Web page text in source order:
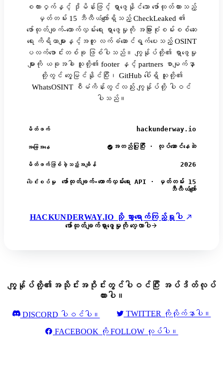
စကားဝှက်နှင့် ဒိုမိန်းဖြင့် ရှာဖွေနိုင်သော ဖော်ထုတ်ထားသည့်
မှတ်တမ်း 15 ဘီလီယံကျော်ရှိသည့် CheckLeaked ၏
ဖော်ထုတ်ချက်-ထောက်လှမ်းရေး ရှာဖွေမှုကို အခြားစုံစမ်းစစ်ဆေး
ရေး ကိရိယာများနှင့်အတူ လက်ခံဆောင်ရွက်ပေးသည့် OSINT
ပလက်ဖောင်းတစ်ခု ဖြစ်ပါသည်။ ကျွန်ုပ်တို့၏ ရှာဖွေမှု
များကို ယခုအခါ သူတို့၏ footer နှင့် partners စာမျက်နှာ
တို့တွင် တွေ့မြင်နိုင်ပြီး၊ GitHub ပေါ်ရှိ သူတို့၏
WhatsOSINT စီမံကိန်းတွင်လည်း ကျွန်ုပ်တို့ ပါဝင်
ပါသည်။
မိတ်ဖက် hackunderway.io
အခြေအနေ အတည်ပြုပြီး · လုပ်ဆောင်နေဆဲ
မိတ်ဖက်ဖြစ်ခဲ့သည့်အချိန် 2026
ပေါင်းစပ်မှု
ဖော်ထုတ်ချက်-ထောက်လှမ်းရေး API · မှတ်တမ်း 15
ဘီလီယံကျော်
HACKUNDERWAY.IO သို့ သွားရောက်ကြည့်ရှုပါ
ဖော်ထုတ်ချက်ရှာဖွေမှုကို လေ့လာပါ
ကျွန်ုပ်တို့၏အသိုင်းအဝိုင်းတွင်ပါဝင်ပြီး အပ်ဒိတ်လုပ်
ထားပါ။
DISCORD ပါဝင်ပါ။ TWITTER ကိုလိုက်နာပါ။
FACEBOOK ကို FOLLOW လုပ်ပါ။